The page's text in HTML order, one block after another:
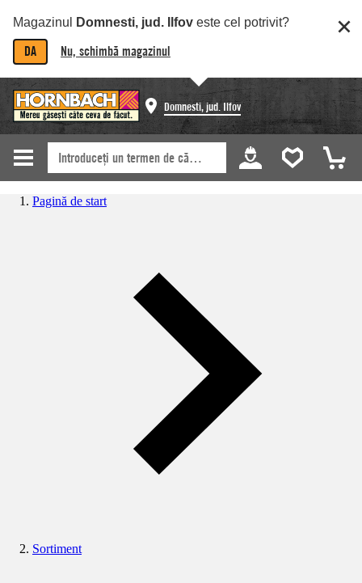
Magazinul Domnesti, jud. Ilfov este cel potrivit?
DA Nu, schimbă magazinul
Domnesti, jud. Ilfov
Pagină de start
Sortiment